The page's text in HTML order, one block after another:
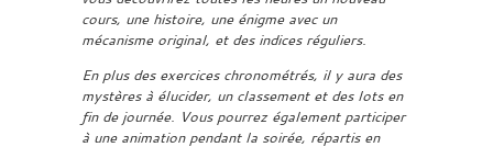
cours, une histoire, une énigme avec un
mécanisme original, et des indices réguliers.
En plus des exercices chronométrés, il y aura des
mystères à élucider, un classement et des lots en
fin de journée. Vous pourrez également participer
à une animation pendant la soirée, répartis en